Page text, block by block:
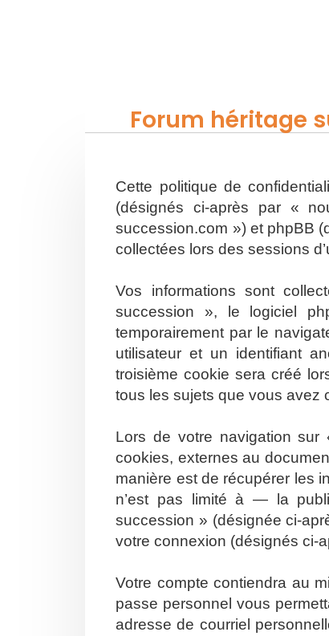
Forum héritage
Cette politique de
(désignés ci-après par «
succession.com ») et phpBB
collectées lors des sessions
Vos informations sont
succession », le logiciel
temporairement par le
utilisateur et un identifiant
troisième cookie sera créé
tous les sujets que vous avez
Lors de votre navigation sur
cookies, externes au
manière est de récupérer les
n’est pas limité à — la
succession » (désignée ci-
votre connexion (désignés ci-
Votre compte contiendra au
passe personnel vous
adresse de courriel